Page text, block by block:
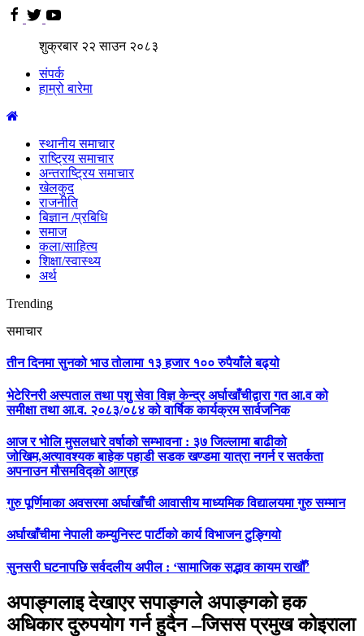
शुक्रबार २२साउन २०८३
संपर्क
हाम्रो बारेमा
स्थानीय समाचार
राष्ट्रिय समाचार
अन्तराष्ट्रिय समाचार
खेलकुद
राजनीति
बिज्ञान /प्रबिधि
समाज
कला/साहित्य
शिक्षा/स्वास्थ्य
अर्थ
Trending
समाचार
तीन दिनमा सुनको भाउ तोलामा १३ हजार १०० रुपैयाँले बढ्यो
भेटेरिनरी अस्पताल तथा पशु सेवा विज्ञ केन्द्र अर्घाखाँचीद्वारा गत आ.व को
समीक्षा तथा आ.व. २०८३/०८४ को वार्षिक कार्यक्रम सार्वजनिक
आज र भोलि मुसलधारे वर्षाको सम्भावना : ३७ जिल्लामा बाढीको
जोखिम,अत्यावश्यक बाहेक पहाडी सडक खण्डमा यात्रा नगर्न र सतर्कता
अपनाउन मौसमविद्काे आग्रह
गुरु पूर्णिमाका अवसरमा अर्घाखाँची आवासीय माध्यमिक विद्यालयमा गुरु सम्मान
अर्घाखाँचीमा नेपाली कम्युनिस्ट पार्टीको कार्य विभाजन टुङ्गियो
सुनसरी घटनापछि सर्वदलीय अपील : ‘सामाजिक सद्भाव कायम राखौँ’
अपाङ्गलाइ देखाएर सपाङ्गले अपाङ्गको हक
अधिकार दुरुपयोग गर्न हुदैन –जिसस प्रमुख कोइराला